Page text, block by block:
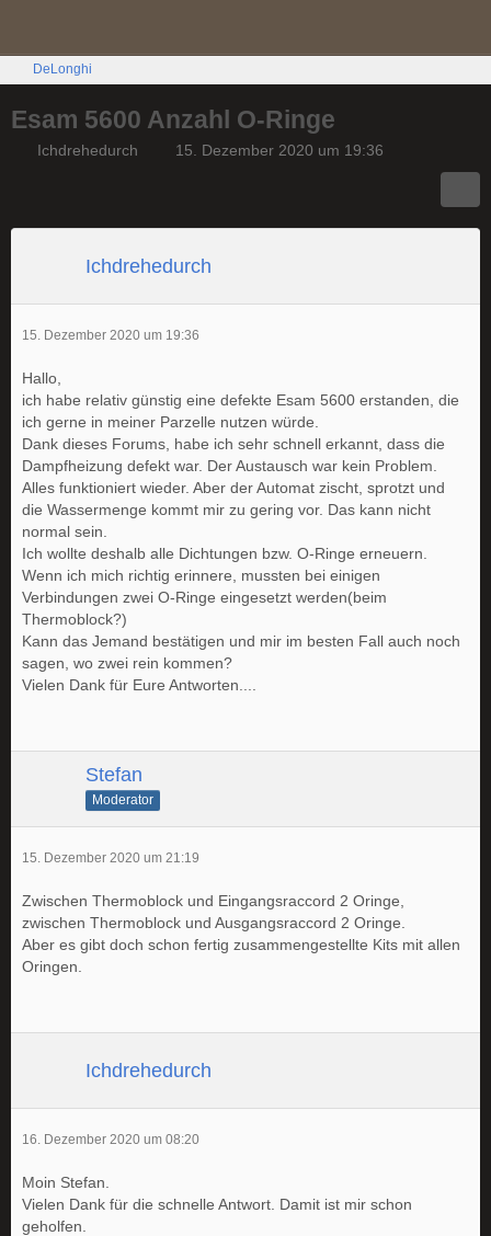
DeLonghi
Esam 5600 Anzahl O-Ringe
Ichdrehedurch 15. Dezember 2020 um 19:36
Ichdrehedurch
15. Dezember 2020 um 19:36
Hallo,
ich habe relativ günstig eine defekte Esam 5600 erstanden, die
ich gerne in meiner Parzelle nutzen würde.
Dank dieses Forums, habe ich sehr schnell erkannt, dass die
Dampfheizung defekt war. Der Austausch war kein Problem.
Alles funktioniert wieder. Aber der Automat zischt, sprotzt und
die Wassermenge kommt mir zu gering vor. Das kann nicht
normal sein.
Ich wollte deshalb alle Dichtungen bzw. O-Ringe erneuern.
Wenn ich mich richtig erinnere, mussten bei einigen
Verbindungen zwei O-Ringe eingesetzt werden(beim
Thermoblock?)
Kann das Jemand bestätigen und mir im besten Fall auch noch
sagen, wo zwei rein kommen?
Vielen Dank für Eure Antworten....
Stefan
Moderator
15. Dezember 2020 um 21:19
Zwischen Thermoblock und Eingangsraccord 2 Oringe,
zwischen Thermoblock und Ausgangsraccord 2 Oringe.
Aber es gibt doch schon fertig zusammengestellte Kits mit allen
Oringen.
Ichdrehedurch
16. Dezember 2020 um 08:20
Moin Stefan.
Vielen Dank für die schnelle Antwort. Damit ist mir schon
geholfen.